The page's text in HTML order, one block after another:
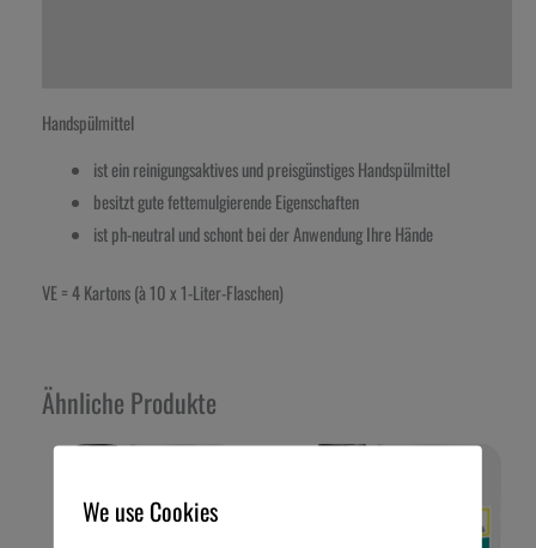
Handspülmittel
ist ein reinigungsaktives und preisgünstiges Handspülmittel
besitzt gute fettemulgierende Eigenschaften
ist ph-neutral und schont bei der Anwendung Ihre Hände
VE = 4 Kartons (à 10 x 1-Liter-Flaschen)
Ähnliche Produkte
We use Cookies